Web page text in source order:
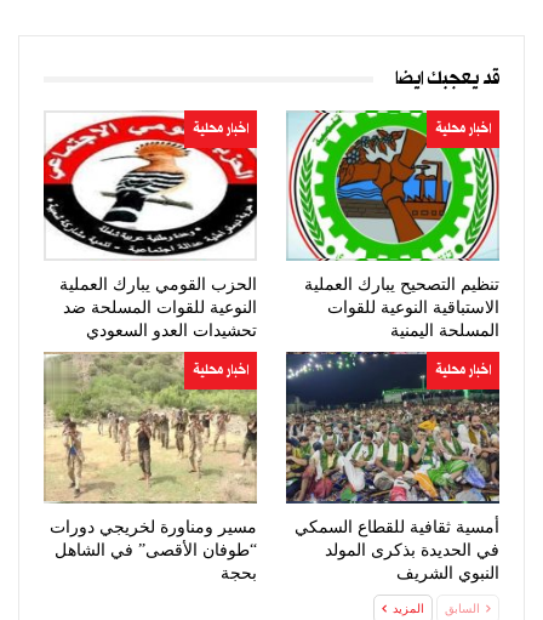
قد يعجبك ايضا
اخبار محلية
تنظيم التصحيح يبارك العملية
الاستباقية النوعية للقوات
المسلحة اليمنية
اخبار محلية
الحزب القومي يبارك العملية
النوعية للقوات المسلحة ضد
تحشيدات العدو السعودي
اخبار محلية
أمسية ثقافية للقطاع السمكي
في الحديدة بذكرى المولد
النبوي الشريف
اخبار محلية
مسير ومناورة لخريجي دورات
“طوفان الأقصى” في الشاهل
بحجة
السابق المزيد